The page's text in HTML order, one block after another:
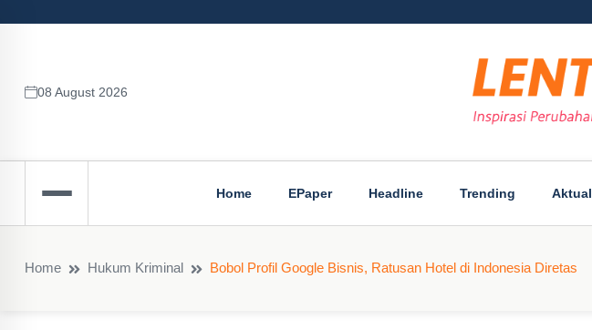
08 August 2026
Home EPaper Headline Trending Aktual
Home Hukum Kriminal Bobol Profil Google Bisnis, Ratusan Hotel di Indonesia Diretas